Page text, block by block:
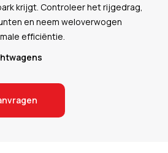
krijgt. Controleer het rijgedrag,
en neem weloverwogen
efficiëntie.